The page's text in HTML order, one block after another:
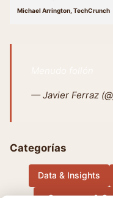
Michael Arrington, TechCrunch
— Javier Ferraz
Categorías
Data & Insights